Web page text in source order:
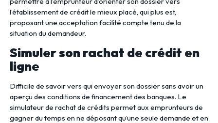
l’établissement de crédit le mieux placé, qui plus est,
proposant une acceptation facilité compte tenu de la
situation du demandeur.
Simuler son rachat de crédit en
ligne
Difficile de savoir vers qui envoyer son dossier sans avoir un
aperçu des conditions de financement des banques. Le
simulateur de rachat de crédits permet aux emprunteurs de
gagner du temps en ne déposant qu’une seule demande et en